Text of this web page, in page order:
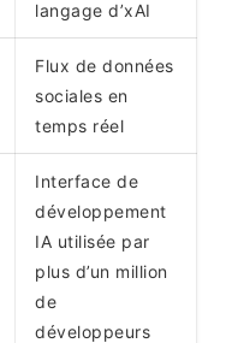
langage d’xAI
Flux de données
sociales en
temps réel
Interface de
développement
IA utilisée par
plus d’un million
de
développeurs